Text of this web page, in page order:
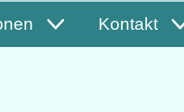
Kontakt